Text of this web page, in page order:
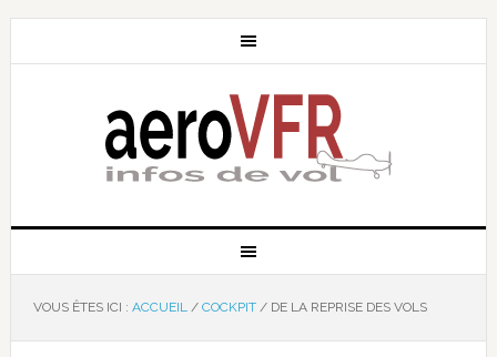
VOUS ÊTES ICI : ACCUEIL / COCKPIT /DE LA REPRISE DES VOLS